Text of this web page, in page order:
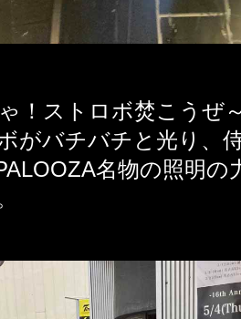
！ストロボ焚こうぜ
がバチバチと光り、
名物の照明の